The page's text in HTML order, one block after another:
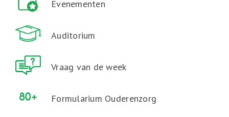
Evenementen
Auditorium
Vraag van de week
Formularium Ouderenzorg